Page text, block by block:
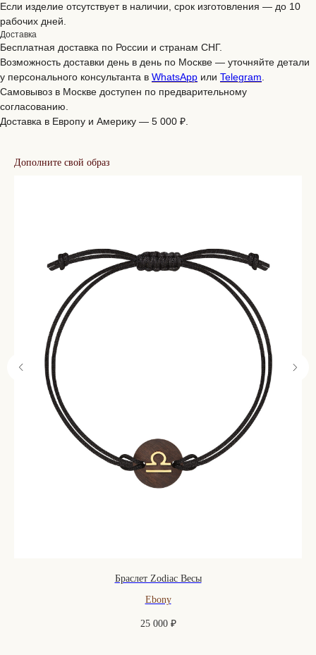
Если изделие отсутствует в наличии, срок изготовления — до 10
рабочих дней.
Доставка
Бесплатная доставка по России и странам СНГ.
Возможность доставки день в день по Москве — уточняйте детали
у персонального консультанта в WhatsApp или Telegram.
Самовывоз в Москве доступен по предварительному
согласованию.
Доставка в Европу и Америку — 5 000 ₽.
Дополните свой образ
Браслет Zodiac Весы
Ebony
25 000 ₽